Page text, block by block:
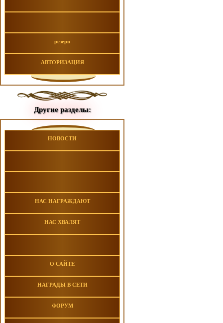
резерв
АВТОРИЗАЦИЯ
Другие разделы:
НОВОСТИ
НАС НАГРАЖДАЮТ
НАС ХВАЛЯТ
О САЙТЕ
НАГРАДЫ В СЕТИ
ФОРУМ